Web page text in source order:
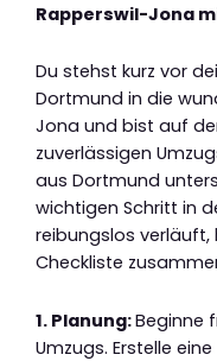
Rapperswil-Jona
Du stehst kurz vor
Dortmund in die
Jona und bist auf
zuverlässigen
aus Dortmund
wichtigen Schritt in
reibungslos verläuft,
Checkliste
1. Planung:Beginne
Umzugs. Erstelle